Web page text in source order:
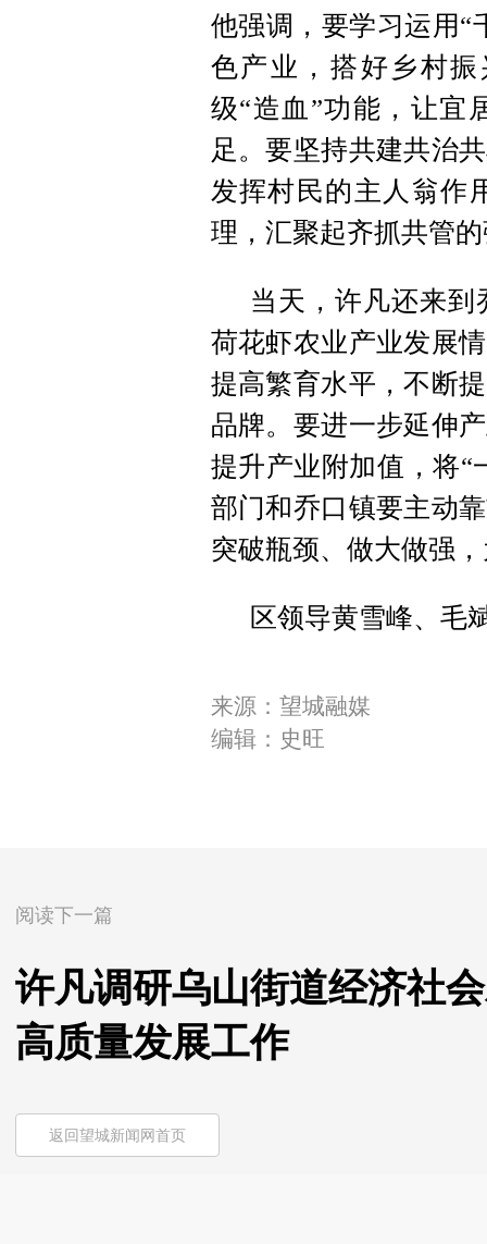
他强调，要学习运用“
色产业，搭好乡村
级“造血”功能，让宜
足。要坚持共建共治
发挥村民的主人翁作
理，汇聚起齐抓共管
当天，许凡还来
荷花虾农业产业发展
提高繁育水平，不断
品牌。要进一步延伸
提升产业附加值，将“
部门和乔口镇要主动
突破瓶颈、做大做强
区领导黄雪峰、毛
来源：望城融媒
编辑：史旺
阅读下一篇
许凡调研乌山街道经济社
高质量发展工作
返回望城新闻网首页